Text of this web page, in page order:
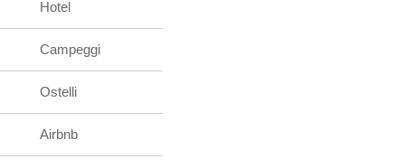
Hotel
Campeggi
Ostelli
Airbnb